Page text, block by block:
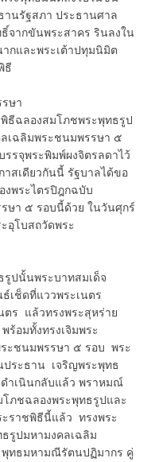
านรัฐสภา ประธานศาล
จากขันพระสาคร รินลงใน
กและพระเต้าปทุมนิมิต
ธี
ษา
ธีฉลองสมโภชพระพุทธรูป
เฉลิมพระชนมพรรษา ๕
รรจุพระพิมพ์ผงจิตรลดาไว้
สเดียวกันนี้ รัฐบาลได้ขอ
พระไตรปิฎกฉบับ
ษา ๕ รอบนี้ด้วย ในวันศุกร์
โบสถวัดพระ
นั้นพระบาทสมเด็จ
เช็ดที่แววพระเนตร
ตร แล้วทรงพระสุหร่าย
ร้อมทั้งทรงเจิมพระ
ะชนมพรรษา ๕ รอบ พระ
ประธาน เจริญพระพุทธ
ำเนินกลับแล้ว พราหมณ์
โภชฉลองพระพุทธรูปและ
ะราชพิธีนี้แล้ว ทรงพระ
รูปมหามงคลเฉลิม
ทธมหามณีรัตนปฏิมากร คู่